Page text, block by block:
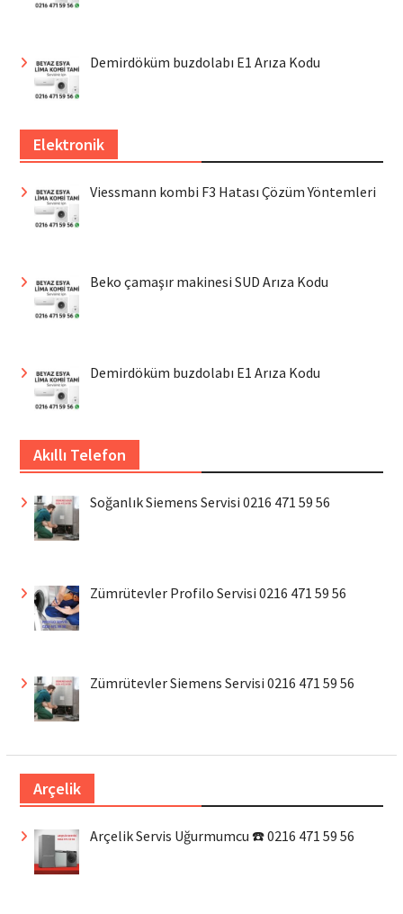
Demirdöküm buzdolabı E1 Arıza Kodu
Elektronik
Viessmann kombi F3 Hatası Çözüm Yöntemleri
Beko çamaşır makinesi SUD Arıza Kodu
Demirdöküm buzdolabı E1 Arıza Kodu
Akıllı Telefon
Soğanlık Siemens Servisi 0216 471 59 56
Zümrütevler Profilo Servisi 0216 471 59 56
Zümrütevler Siemens Servisi 0216 471 59 56
Arçelik
Arçelik Servis Uğurmumcu ☎️ 0216 471 59 56